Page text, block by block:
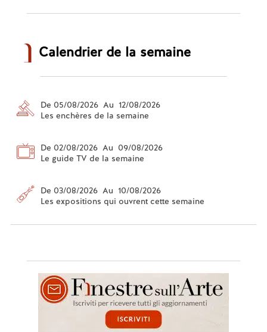
Calendrier de la semaine
De 05/08/2026 Au 12/08/2026
Les enchères de la semaine
De 02/08/2026 Au 09/08/2026
Le guide TV de la semaine
De 03/08/2026 Au 10/08/2026
Les expositions qui ouvrent cette semaine